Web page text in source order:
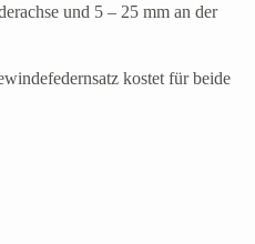
und 5 – 25 mm an der
kostet für beide